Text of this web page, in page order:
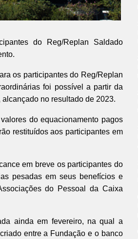
do Reg/Replan Saldado
os participantes do Reg/Replan
foi possível a partir da
no resultado de 2023.
do equacionamento pagos
restituídos aos participantes em
em breve os participantes do
pesadas em seus benefícios e
do Pessoal da Caixa
ainda em fevereiro, na qual a
entre a Fundação e o banco